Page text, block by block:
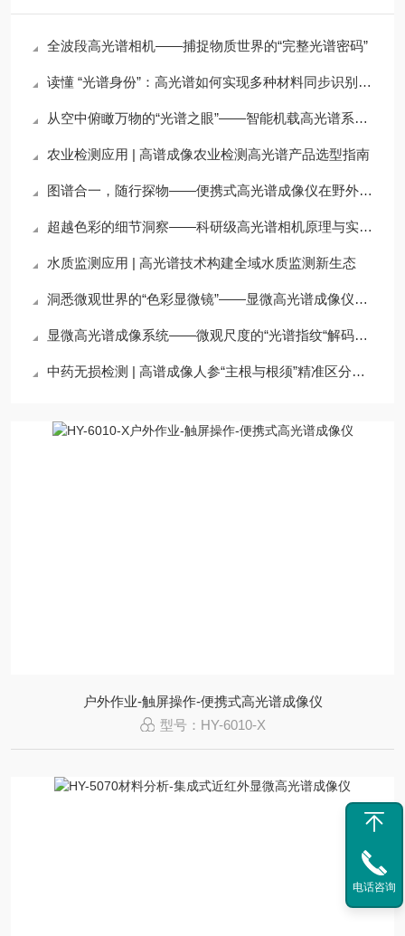
全波段高光谱相机——捕捉物质世界的“完整光谱密码”
读懂 “光谱身份”：高光谱如何实现多种材料同步识别（上）
从空中俯瞰万物的“光谱之眼”——智能机载高光谱系统技术解析
农业检测应用 | 高谱成像农业检测高光谱产品选型指南
图谱合一，随行探物——便携式高光谱成像仪在野外与现场检测中的应用
超越色彩的细节洞察——科研级高光谱相机原理与实验室光谱成像应用
水质监测应用 | 高光谱技术构建全域水质监测新生态
洞悉微观世界的“色彩显微镜”——显微高光谱成像仪的原理与应用
显微高光谱成像系统——微观尺度的“光谱指纹“解码专家
中药无损检测 | 高谱成像人参“主根与根须”精准区分测试
户外作业-触屏操作-便携式高光谱成像仪
型号：HY-6010-X
电话咨询